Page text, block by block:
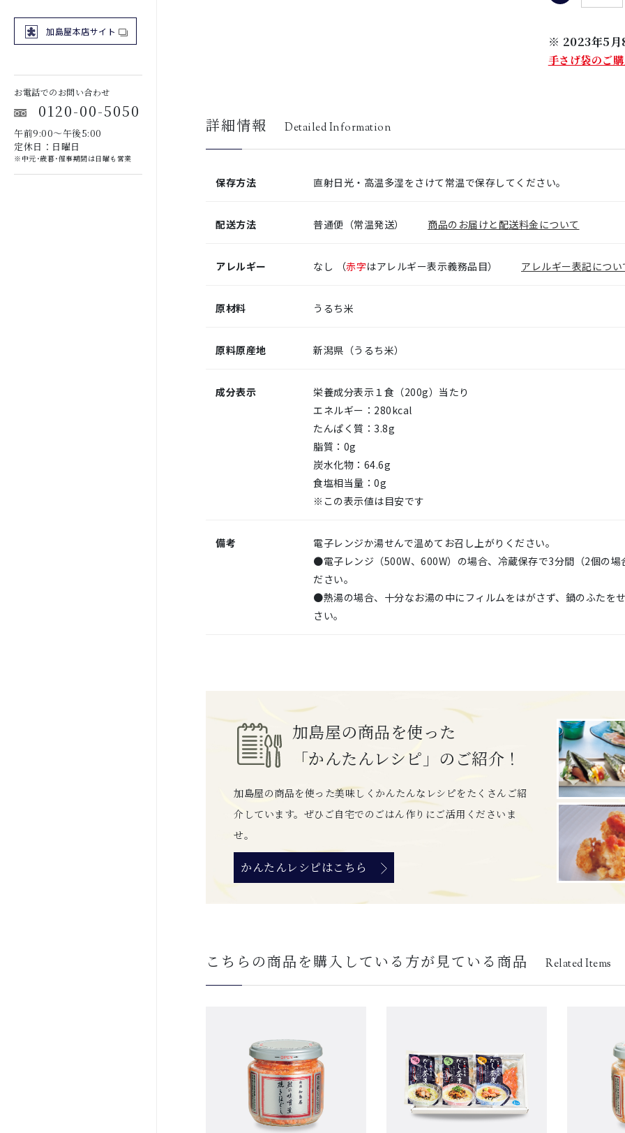
※ 2023年5月
手さげ袋のご
詳細情報 Detailed Information
保存方法 直射日光・高温多湿をさけて常温で保存してください。
配送方法 普通便（常温発送） 商品のお届けと配送料金について
アレルギー なし （赤字はアレルギー表示義務品目） アレルギー表記につい
原材料 うるち米
原料原産地 新潟県（うるち米）
成分表示
栄養成分表示１食（200g）当たり
エネルギー：280kcal
たんぱく質：3.8g
脂質：0g
炭水化物：64.6g
食塩相当量：0g
※この表示値は目安です
備考
電子レンジか湯せんで温めてお召し上がりください。
●電子レンジ（500W、600W）の場合、冷蔵保存で3分間（2個の
ださい。
●熱湯の場合、十分なお湯の中にフィルムをはがさず、鍋のふたを
さい。
加島屋の商品を使った
「かんたんレシピ」のご紹介！
加島屋の商品を使った美味しくかんたんなレシピをたくさんご紹
介しています。ぜひご自宅でのごはん作りにご活用くださいま
せ。
かんたんレシピはこちら
こちらの商品を購入している方が見ている商品 Related Items
加島屋本店サイト
お電話でのお問い合わせ
0120-00-5050
午前9:00～午後5:00
定休日：日曜日
※中元･歳暮･催事期間は日曜も営業